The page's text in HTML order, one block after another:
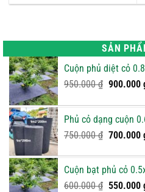
SẢN
Cuộn phủ diệt cỏ
950.000₫ Giá
là:
950.000
900.000
Phủ cỏ dạng cuộn
750.000₫ Giá
là:
750.000
700.000
Cuộn bạt phủ cỏ
600.000₫ Giá
550.000